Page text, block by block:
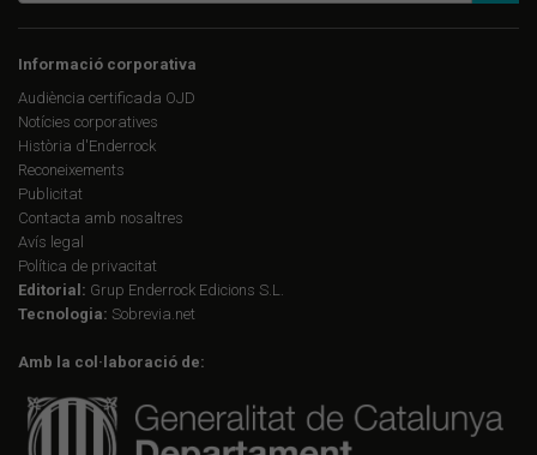
Informació corporativa
Audiència certificada OJD
Notícies corporatives
Història d'Enderrock
Reconeixements
Publicitat
Contacta amb nosaltres
Avís legal
Política de privacitat
Editorial: Grup Enderrock Edicions S.L.
Tecnologia: Sobrevia.net
Amb la col·laboració de: